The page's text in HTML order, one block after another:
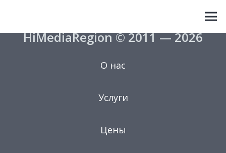
HiMediaRegion © 2011 — 2026
О нас
Услуги
Цены